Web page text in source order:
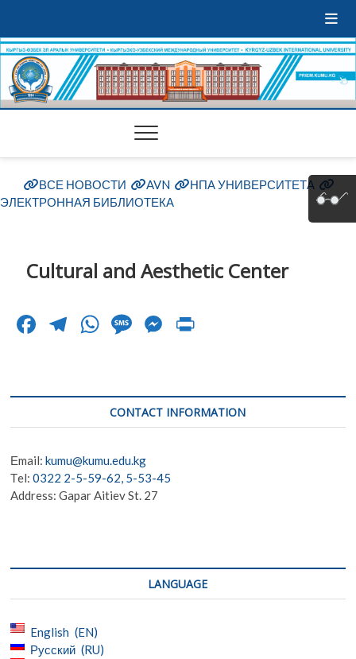
ВСЕ НОВОСТИ AVN
НПА УНИВЕРСИТЕТА
ЭЛЕКТРОННАЯ БИБЛИОТЕКА
Cultural and Aesthetic Center
F
b
o
o
k
T
gr
a
m
W
s
A
p
p
M
g
e
M
n
g
CONTACT INFORMATION
Еmail:kumu@kumu.edu.kg
Тel:0322 2-5-59-62, 5-53-45
Address: Gapar Aitiev St. 27
LANGUAGE
English
EN
Русский
RU